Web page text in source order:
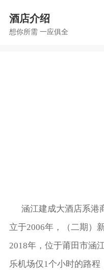
酒店介绍
想你所需 一应俱全
涵江建成大酒店系港
立于2006年，（二期）
2018年，位于莆田市涵
乐机场仅1个小时的路